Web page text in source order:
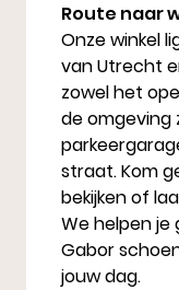
Route naar
Onze winkel
van Utrecht
zowel het
de omgeving
straat.Kom
bekijken of
We helpen je
Gabor
jouw dag.